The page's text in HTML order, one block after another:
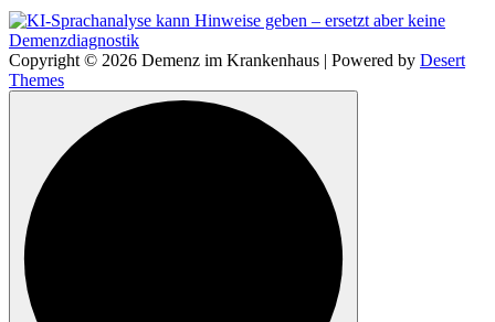
Copyright © 2026 Demenz im Krankenhaus | Powered by Desert
Themes